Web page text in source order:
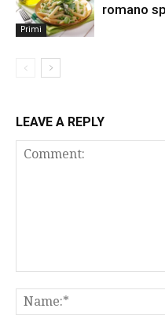
Primi
romano
LEAVE A REPLY